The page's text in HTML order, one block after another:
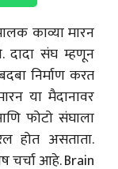
काव्या मारन
दादा संघ म्हणून
निर्माण करत
या मैदानावर
फोटो संघाला
होत असताता.
चर्चा आहे. Brain